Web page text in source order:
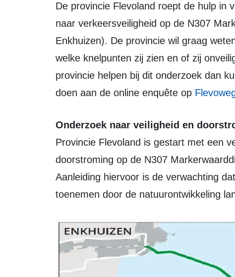
De provincie Flevoland roept de hulp in van automobilisten voor een onderzoek
naar verkeersveiligheid op de N307
Enkhuizen). De provincie wil graag
welke knelpunten zij zien en of zij
provincie helpen bij dit onderzoek dan
doen aan de online enquête op
Onderzoek naar veiligheid en
Provincie Flevoland is gestart met een
doorstroming op de N307
Aanleiding hiervoor is de verwachting
toenemen door de natuurontwikkeling